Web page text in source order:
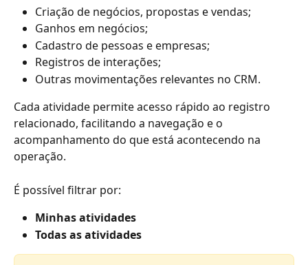
Criação de negócios, propostas e vendas;
Ganhos em negócios;
Cadastro de pessoas e empresas;
Registros de interações;
Outras movimentações relevantes no CRM.
Cada atividade permite acesso rápido ao registro
relacionado, facilitando a navegação e o
acompanhamento do que está acontecendo na
operação.
É possível filtrar por:
Minhas atividades
Todas as atividades